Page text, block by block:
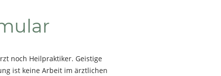
noch Heilpraktiker. Geistige
ist keine Arbeit im ärztlichen